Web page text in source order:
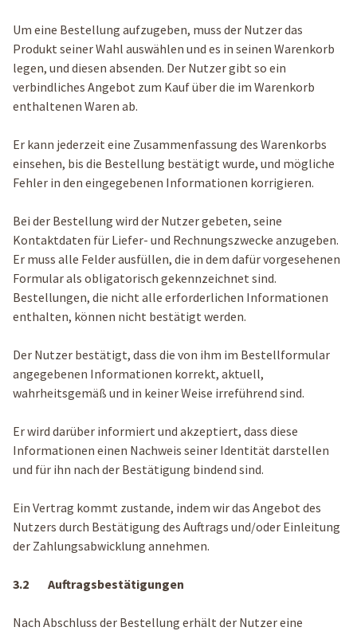
Um eine Bestellung aufzugeben, muss der Nutzer das
Produkt seiner Wahl auswählen und es in seinen Warenkorb
legen, und diesen absenden. Der Nutzer gibt so ein
verbindliches Angebot zum Kauf über die im Warenkorb
enthaltenen Waren ab.
Er kann jederzeit eine Zusammenfassung des Warenkorbs
einsehen, bis die Bestellung bestätigt wurde, und mögliche
Fehler in den eingegebenen Informationen korrigieren.
Bei der Bestellung wird der Nutzer gebeten, seine
Kontaktdaten für Liefer- und Rechnungszwecke anzugeben.
Er muss alle Felder ausfüllen, die in dem dafür vorgesehenen
Formular als obligatorisch gekennzeichnet sind.
Bestellungen, die nicht alle erforderlichen Informationen
enthalten, können nicht bestätigt werden.
Der Nutzer bestätigt, dass die von ihm im Bestellformular
angegebenen Informationen korrekt, aktuell,
wahrheitsgemäß und in keiner Weise irreführend sind.
Er wird darüber informiert und akzeptiert, dass diese
Informationen einen Nachweis seiner Identität darstellen
und für ihn nach der Bestätigung bindend sind.
Ein Vertrag kommt zustande, indem wir das Angebot des
Nutzers durch Bestätigung des Auftrags und/oder Einleitung
der Zahlungsabwicklung annehmen.
3.2 Auftragsbestätigungen
Nach Abschluss der Bestellung erhält der Nutzer eine